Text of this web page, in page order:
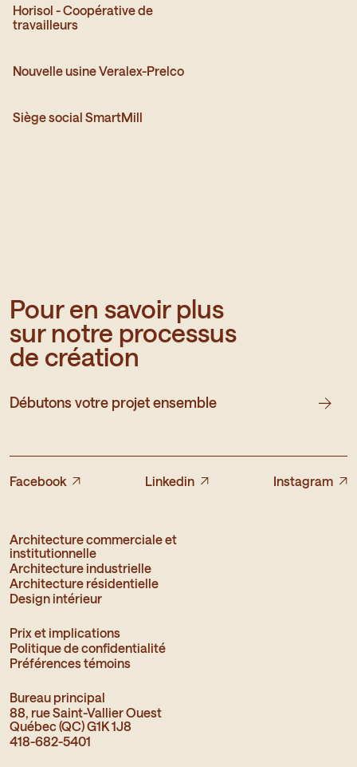
Horisol - Coopérative de travailleurs - Voir plus
Horisol - Coopérative de
travailleurs
Nouvelle usine Veralex-Prelco - Voir plus
Nouvelle usine Veralex-Prelco
Siège social SmartMill - Voir plus
Siège social SmartMill
Pour en savoir plus
sur notre processus
de création
Débutons votre projet ensemble
Architecture commerciale et
institutionnelle
Architecture industrielle
Architecture résidentielle
Design intérieur
Prix et implications
Politique de confidentialité
Préférences témoins
Bureau principal
88, rue Saint-Vallier Ouest
Québec (QC) G1K 1J8
418-682-5401
Facebook Linkedin Instagram